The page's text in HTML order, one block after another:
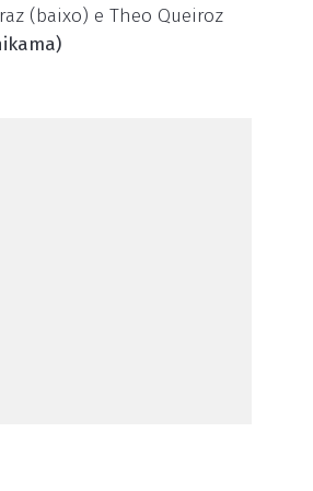
(baixo) e Theo Queiroz